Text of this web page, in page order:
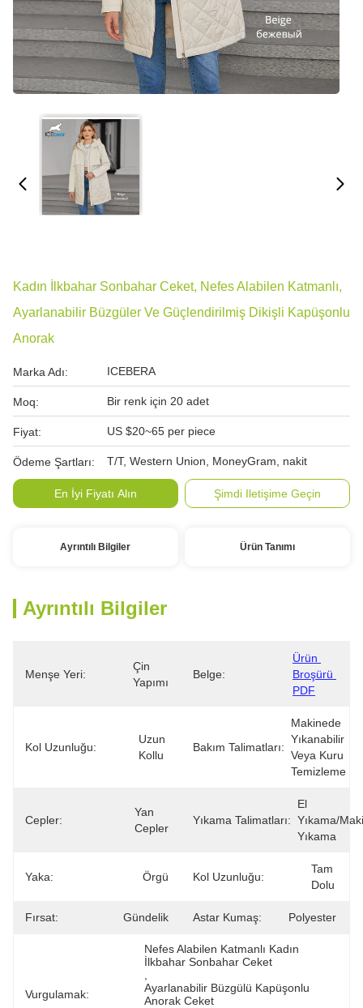
Kadın İlkbahar Sonbahar Ceket, Nefes Alabilen Katmanlı,
Ayarlanabilir Büzgüler Ve Güçlendirilmiş Dikişli Kapüşonlu
Anorak
Marka Adı: ICEBERA
Moq: Bir renk için 20 adet
Fiyat: US $20~65 per piece
Ödeme Şartları: T/T, Western Union, MoneyGram, nakit
En İyi Fiyatı Alın Şimdi Iletişime Geçin
Ayrıntılı Bilgiler Ürün Tanımı
Ayrıntılı Bilgiler
Menşe Yeri:
Çin
Yapımı
Belge:
Ürün
Broşürü
PDF
Kol Uzunluğu:
Uzun
Kollu
Bakım Talimatları:
Makinede
Yıkanabilir
Veya Kuru
Temizleme
Cepler:
Yan
Cepler
Yıkama Talimatları:
El
Yıkama/
Yıkama
Yaka: Örgü Kol Uzunluğu:
Tam
Dolu
Fırsat: Gündelik Astar Kumaş: Polyester
Vurgulamak:
Nefes Alabilen Katmanlı Kadın
İlkbahar Sonbahar Ceket
Ayarlanabilir Büzgülü Kapüşonlu
Anorak Ceket